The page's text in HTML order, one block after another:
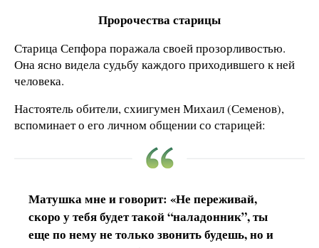
Пророчества старицы
Старица Сепфора поражала своей прозорливостью.
Она ясно видела судьбу каждого приходившего к ней
человека.
Настоятель обители, схиигумен Михаил (Семенов),
вспоминает о его личном общении со старицей:
Матушка мне и говорит: «Не переживай,
скоро у тебя будет такой “наладонник”, ты
еще по нему не только звонить будешь, но и